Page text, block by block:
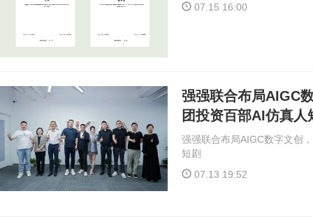
07.15 16:00
强强联合布局AIGC
团投资百部AI仿真人
强强联合布局AIGC数字文创
短剧
07.13 19:52